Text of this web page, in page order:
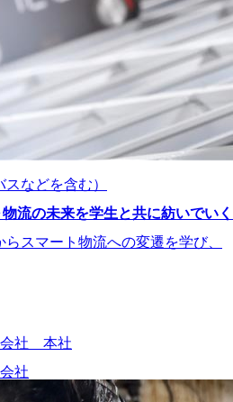
などを含む）
流の未来を学生と共に紡いでいく
らスマート物流への変遷を学び、
会社 本社
社